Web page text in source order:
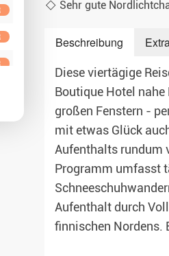
Sehr gute
Beschreibung
Diese viertägige
Boutique Hotel
großen Fenstern -
mit etwas Glück
Aufenthalts rundum
Programm umfasst
Aufenthalt durch
finnischen Nordens.